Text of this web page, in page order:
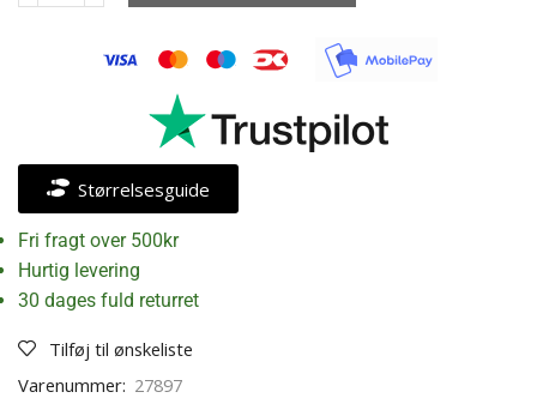
Størrelsesguide
Fri fragt over 500kr
Hurtig levering
30 dages fuld returret
Tilføj til ønskeliste
Varenummer: 27897